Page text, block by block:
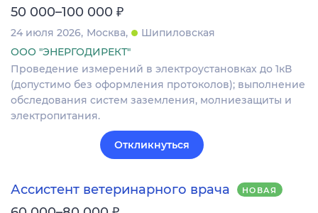
50 000–100 000 ₽
24 июля 2026 Москва
Шипиловская
ООО "ЭНЕРГОДИРЕКТ"
Проведение измерений в электроустановках до 1кВ
(допустимо без оформления протоколов); выполнение
обследования систем заземления, молниезащиты и
электропитания.
Откликнуться
Ассистент ветеринарного врача НОВАЯ